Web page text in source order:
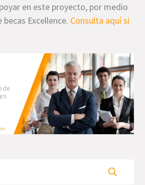
en este proyecto, por medio
Excellence. Consulta aquí si